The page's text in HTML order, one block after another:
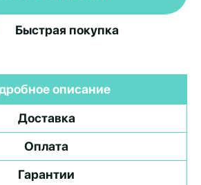
Быстрая покупка
описание
Доставка
Оплата
Гарантии